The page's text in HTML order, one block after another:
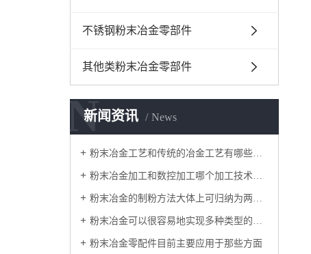
不锈钢粉末冶金零部件
其他类粉末冶金零部件
新闻资讯 News
N
粉末冶金工艺和传统的冶金工艺有哪些突出的
粉末冶金加工和数控加工哪个加工技术比较好
粉末冶金的制粉方法大体上可归纳为两大类
粉末冶金可以很容易地实现多种类型的复合
粉末冶金零配件目前主要应用于那些方面